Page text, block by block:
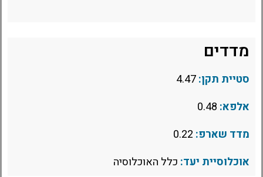
מדדים
סטיית תקן:
אלפא:
מדד שארפ:
אוכלוסיית יעד: כלל האוכלוסיה